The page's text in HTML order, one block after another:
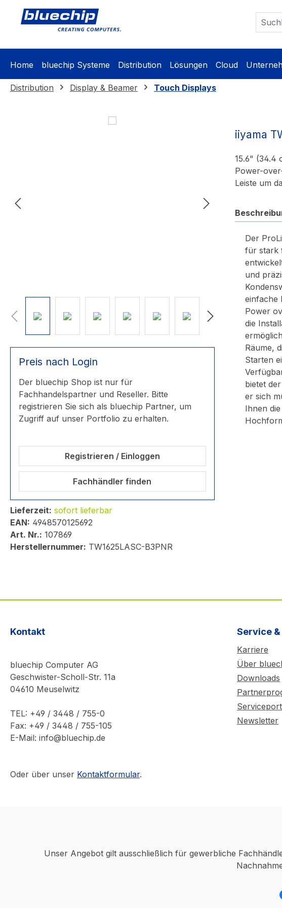
Zur Hauptnavigation springen
Home bluechip Systeme Distribution Lösungen Cloud
Distribution Display & Beamer Touch Displays
Bildergalerie überspringen
Preis nach Login
Der bluechip Shop ist nur für
Fachhandelspartner und Reseller. Bitte
registrieren Sie sich als bluechip Partner, um
Zugriff auf unser Portfolio zu erhalten.
Registrieren / Einloggen
Fachhändler finden
Lieferzeit: sofort lieferbar
EAN: 4948570125692
Art. Nr.: 107869
Herstellernummer: TW1625LASC-B3PNR
iiyama
15.6" (34.4
Power-
Leiste um
Der
für stark
und
einfache
Power
die
Räume,
Starten
bietet
er sich
Ihnen
Kontakt
bluechip Computer AG
Geschwister-Scholl-Str. 11a
04610 Meuselwitz
TEL: +49 / 3448 / 755-0
Fax: +49 / 3448 / 755-105
E-Mail: info@bluechip.de
Oder über unser Kontaktformular.
Service
Karriere
Über
Downloads
Newsletter
Unser Angebot gilt ausschließlich für gewerbliche